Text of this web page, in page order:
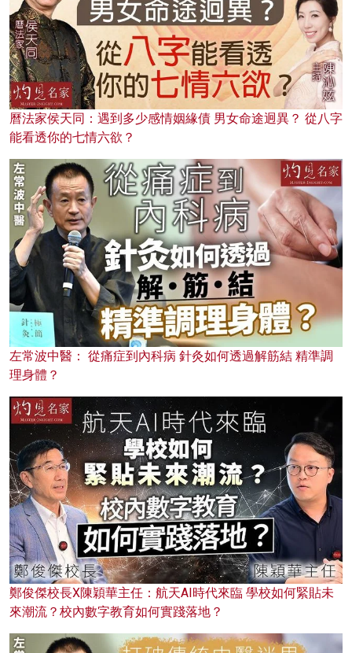
曆法家侯天同：遇到多少感情姻緣債 男女命途迥異？ 從八字
能看透你的七情六欲？
左常波中醫： 從痛症到內科病 針灸如何透過解筋結 精準調
理身體？
鄭俊傑校長X陳穎華主任：航天AI時代來臨 學校如何緊貼未
來潮流？校內數字教育如何實踐落地？